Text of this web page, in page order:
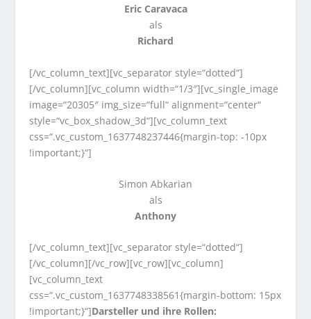
Eric Caravaca
als
Richard
[/vc_column_text][vc_separator style=“dotted“]
[/vc_column][vc_column width=“1/3″][vc_single_image
image=“20305″ img_size=“full“ alignment=“center“
style=“vc_box_shadow_3d“][vc_column_text
css=“.vc_custom_1637748237446{margin-top: -10px
!important;}“]
Simon Abkarian
als
Anthony
[/vc_column_text][vc_separator style=“dotted“]
[/vc_column][/vc_row][vc_row][vc_column]
[vc_column_text
css=“.vc_custom_1637748338561{margin-bottom: 15px
!important;}“]Darsteller und ihre Rollen: